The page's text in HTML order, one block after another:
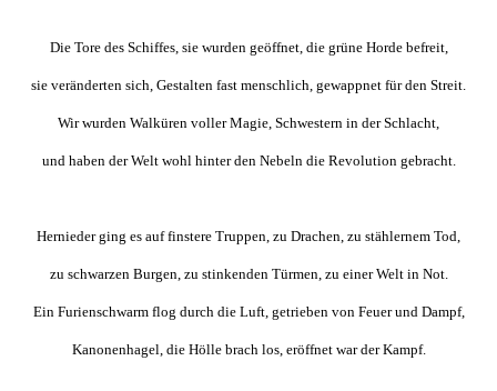
Die Tore des Schiffes, sie wurden geöffnet, die grüne Horde befreit,
sie veränderten sich, Gestalten fast menschlich, gewappnet für den Streit.
Wir wurden Walküren voller Magie, Schwestern in der Schlacht,
und haben der Welt wohl hinter den Nebeln die Revolution gebracht.
Hernieder ging es auf finstere Truppen, zu Drachen, zu stählernem Tod,
zu schwarzen Burgen, zu stinkenden Türmen, zu einer Welt in Not.
Ein Furienschwarm flog durch die Luft, getrieben von Feuer und Dampf,
Kanonenhagel, die Hölle brach los, eröffnet war der Kampf.